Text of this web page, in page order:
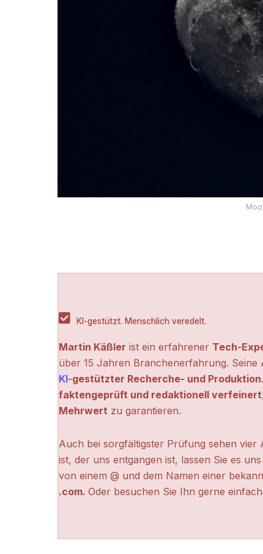
KI-gestützt. Menschlich veredelt.
Martin Käßler ist ein erfahrener Tech-
über 15 Jahren Branchenerfahrung.
KI-gestützter Recherche- und Produktion
faktengeprüft und redaktionell verfeinert
Mehrwert zu garantieren.
Auch bei sorgfältigster Prüfung sehen vier
ist, der uns entgangen ist, lassen Sie es
von einem @ und dem Namen einer
.com. Oder besuchen Sie Ihn gerne